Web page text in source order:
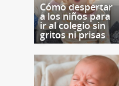
Cómo despertar
a los niños para
ir al colegio sin
gritos ni prisas